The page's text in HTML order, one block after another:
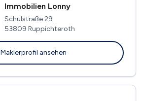
Immobilien Lonny
Schulstraße 29
53809 Ruppichteroth
Maklerprofil ansehen